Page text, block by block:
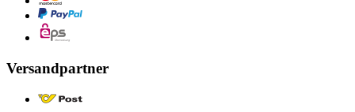
Versandpartner